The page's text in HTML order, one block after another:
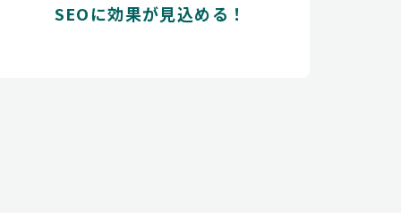
SEOに効果が見込める！